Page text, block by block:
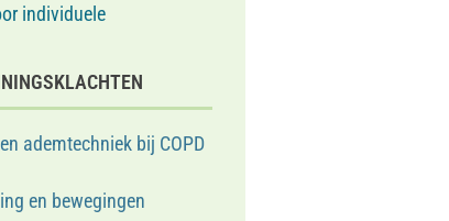
individuele
ademtechniek bij COPD
en bewegingen